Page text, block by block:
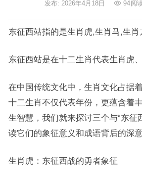
发布: 2026年4月18日 94阅
东征西站指的是生肖虎,生肖马,生肖
东征西站是在十二生肖代表生肖虎
在中国传统文化中，生肖文化占据
十二生肖不仅代表年份，更蕴含着
生智慧，我们就来探讨三个与“东征
读它们的象征意义和成语背后的深意
生肖虎：东征西战的勇者象征